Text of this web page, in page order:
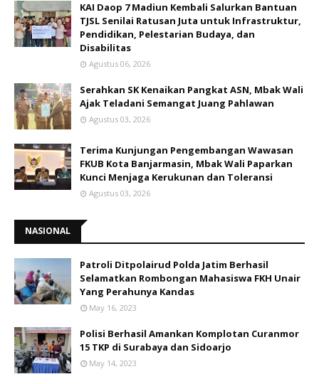
KAI Daop 7 Madiun Kembali Salurkan Bantuan
TJSL Senilai Ratusan Juta untuk Infrastruktur,
Pendidikan, Pelestarian Budaya, dan
Disabilitas
Agustus 06, 2026
Serahkan SK Kenaikan Pangkat ASN, Mbak Wali
Ajak Teladani Semangat Juang Pahlawan
Agustus 03, 2026
Terima Kunjungan Pengembangan Wawasan
FKUB Kota Banjarmasin, Mbak Wali Paparkan
Kunci Menjaga Kerukunan dan Toleransi
Agustus 03, 2026
NASIONAL
Patroli Ditpolairud Polda Jatim Berhasil
Selamatkan Rombongan Mahasiswa FKH Unair
Yang Perahunya Kandas
May 16, 2023
Polisi Berhasil Amankan Komplotan Curanmor
15 TKP di Surabaya dan Sidoarjo
May 14, 2023